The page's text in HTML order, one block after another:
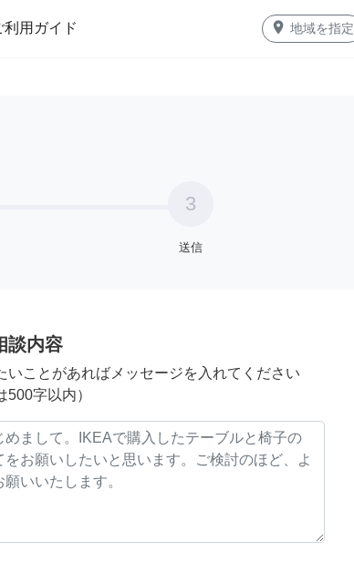
利用ガイド place 地域を指定
料理
3
送信
談内容
いことがあればメッセージを入れてください
500字以内）